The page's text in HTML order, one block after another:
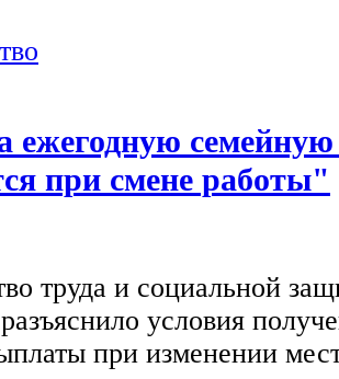
ежегодную
при смене работы"
труда и социальной
условия
при изменении